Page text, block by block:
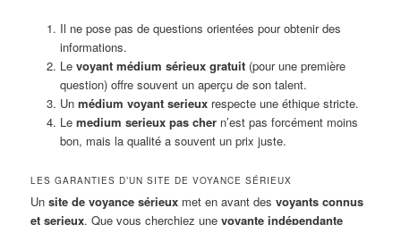
Il ne pose pas de questions orientées pour obtenir des
informations.
Le voyant médium sérieux gratuit(pour une première
question) offre souvent un aperçu de son talent.
Un médium voyant serieuxrespecte une éthique stricte.
Le medium serieux pas chern’est pas forcément moins
bon, mais la qualité a souvent un prix juste.
LES GARANTIES D’UN SITE DE VOYANCE SÉRIEUX
Unsite de voyance sérieux met en avant desvoyants connus
et serieux. Que vous cherchiez unevoyante indépendante